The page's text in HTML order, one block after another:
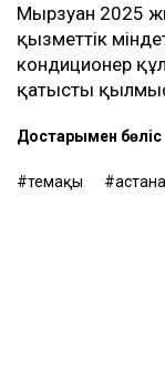
Мырзуан 2025
қызметтік
кондиционер
қатысты
Достарыңмен бөліс
өтемақы астана